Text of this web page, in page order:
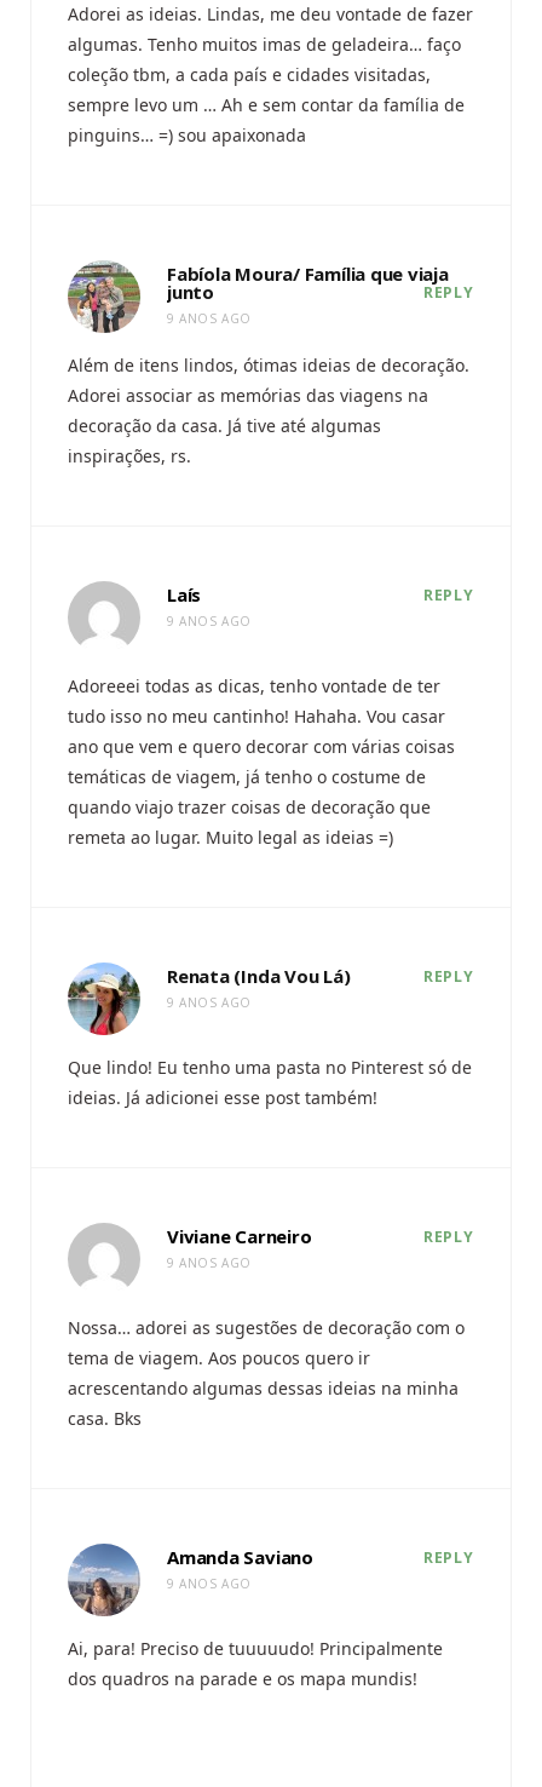
Adorei as ideias. Lindas, me deu vontade de fazer
algumas. Tenho muitos imas de geladeira… faço
coleção tbm, a cada país e cidades visitadas,
sempre levo um … Ah e sem contar da família de
pinguins… =) sou apaixonada
Fabíola Moura/ Família que viaja
junto
9 ANOS AGO
REPLY
Além de itens lindos, ótimas ideias de decoração.
Adorei associar as memórias das viagens na
decoração da casa. Já tive até algumas
inspirações, rs.
Laís
9 ANOS AGO
REPLY
Adoreeei todas as dicas, tenho vontade de ter
tudo isso no meu cantinho! Hahaha. Vou casar
ano que vem e quero decorar com várias coisas
temáticas de viagem, já tenho o costume de
quando viajo trazer coisas de decoração que
remeta ao lugar. Muito legal as ideias =)
Renata (Inda Vou Lá)
9 ANOS AGO
REPLY
Que lindo! Eu tenho uma pasta no Pinterest só de
ideias. Já adicionei esse post também!
Viviane Carneiro
9 ANOS AGO
REPLY
Nossa… adorei as sugestões de decoração com o
tema de viagem. Aos poucos quero ir
acrescentando algumas dessas ideias na minha
casa. Bks
Amanda Saviano
9 ANOS AGO
REPLY
Ai, para! Preciso de tuuuuudo! Principalmente
dos quadros na parade e os mapa mundis!